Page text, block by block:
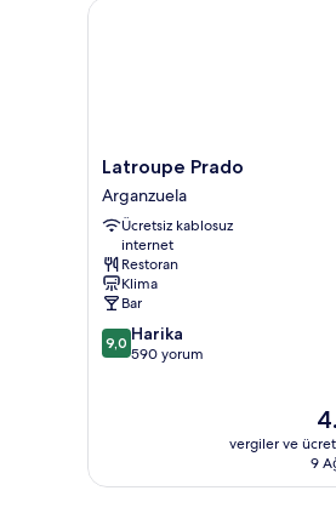
Latroupe
Prado
Arganzuela
Latroupe Prado
Arganzuela
Ücretsiz kablosuz
internet
Restoran
Klima
Bar
10
üzerinden
9,0 Harika
590 yorum
vergiler ve
9
Latroupe Prado